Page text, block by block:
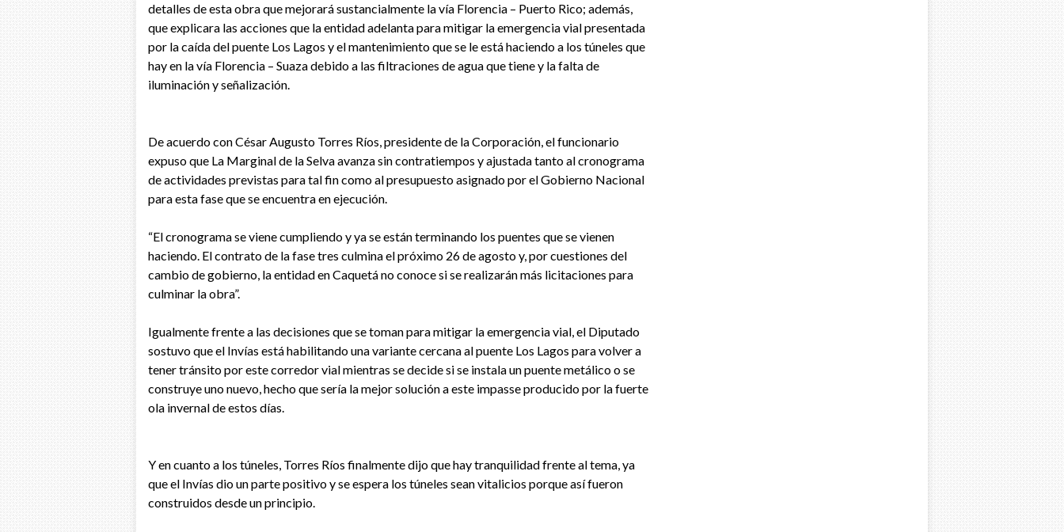
detalles de esta obra que mejorará sustancialmente la vía Florencia – Puerto Rico; además,
que explicara las acciones que la entidad adelanta para mitigar la emergencia vial presentada
por la caída del puente Los Lagos y el mantenimiento que se le está haciendo a los túneles que
hay en la vía Florencia – Suaza debido a las filtraciones de agua que tiene y la falta de
iluminación y señalización.
De acuerdo con César Augusto Torres Ríos, presidente de la Corporación, el funcionario
expuso que La Marginal de la Selva avanza sin contratiempos y ajustada tanto al cronograma
de actividades previstas para tal fin como al presupuesto asignado por el Gobierno Nacional
para esta fase que se encuentra en ejecución.
“El cronograma se viene cumpliendo y ya se están terminando los puentes que se vienen
haciendo. El contrato de la fase tres culmina el próximo 26 de agosto y, por cuestiones del
cambio de gobierno, la entidad en Caquetá no conoce si se realizarán más licitaciones para
culminar la obra”.
Igualmente frente a las decisiones que se toman para mitigar la emergencia vial, el Diputado
sostuvo que el Invías está habilitando una variante cercana al puente Los Lagos para volver a
tener tránsito por este corredor vial mientras se decide si se instala un puente metálico o se
construye uno nuevo, hecho que sería la mejor solución a este impasse producido por la fuerte
ola invernal de estos días.
Y en cuanto a los túneles, Torres Ríos finalmente dijo que hay tranquilidad frente al tema, ya
que el Invías dio un parte positivo y se espera los túneles sean vitalicios porque así fueron
construidos desde un principio.